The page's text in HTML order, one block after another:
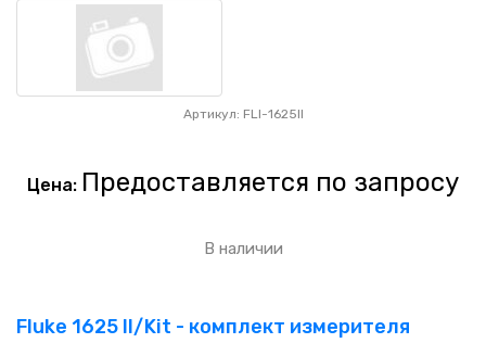
Артикул: FLI-1625II
Цена: Предоставляется по запросу
В наличии
Fluke 1625 II/Kit - комплект измерителя